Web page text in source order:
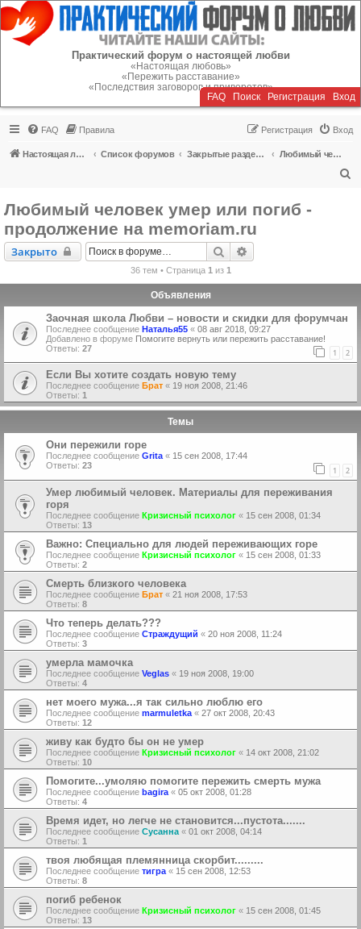
Регистрация
Практический форум о настоящей любви
«Настоящая любовь»
«Пережить расставание»
«Последствия заговоров и приворотов»
FAQ Поиск Регистрация Вход
FAQ Правила Вход
Регистрация
Настоящая любовь Список форумов Закрытые разделы (читать можно, писать - нельзя)
Любимый человек умер или погиб - продолжение на memoriam.ru
Любимый человек умер или погиб -
продолжение на memoriam.ru
Закрыто
Закрыто Поиск
36 тем • Страница 1 из 1
Объявления
Заочная школа Любви – новости и скидки для форумчан
Последнее сообщение Наталья55 « 08 авг 2018, 09:27
Добавлено в форуме Помогите вернуть или пережить расставание!
Ответы: 27 1 2
Если Вы хотите создать новую тему
Последнее сообщение Брат « 19 ноя 2008, 21:46
Ответы: 1
Темы
Они пережили горе
Последнее сообщение Grita « 15 сен 2008, 17:44
Ответы: 23 1 2
Умер любимый человек. Материалы для переживания
горя
Последнее сообщение Кризисный психолог « 15 сен 2008, 01:34
Ответы: 13
Важно: Специально для людей переживающих горе
Последнее сообщение Кризисный психолог « 15 сен 2008, 01:33
Ответы: 2
Смерть близкого человека
Последнее сообщение Брат « 21 ноя 2008, 17:53
Ответы: 8
Что теперь делать???
Последнее сообщение Страждущий « 20 ноя 2008, 11:24
Ответы: 3
умерла мамочка
Последнее сообщение Veglas « 19 ноя 2008, 19:00
Ответы: 4
нет моего мужа...я так сильно люблю его
Последнее сообщение marmuletka « 27 окт 2008, 20:43
Ответы: 12
живу как будто бы он не умер
Последнее сообщение Кризисный психолог « 14 окт 2008, 21:02
Ответы: 10
Помогите...умоляю помогите пережить смерть мужа
Последнее сообщение bagira « 05 окт 2008, 01:28
Ответы: 4
Время идет, но легче не становится...пустота.......
Последнее сообщение Сусанна « 01 окт 2008, 04:14
Ответы: 1
твоя любящая племянница скорбит.........
Последнее сообщение тигра « 15 сен 2008, 12:53
Ответы: 8
погиб ребенок
Последнее сообщение Кризисный психолог « 15 сен 2008, 01:45
Ответы: 13